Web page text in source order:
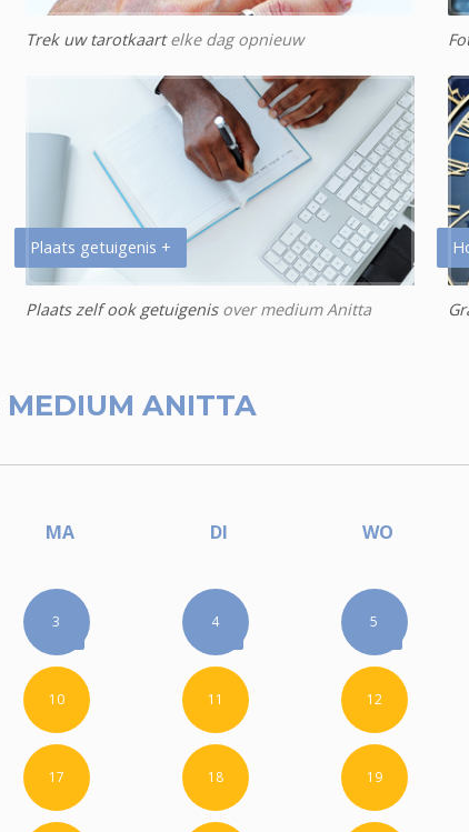
Trek uw tarotkaartelke dag opnieuw
Plaats getuigenis +
Plaats zelf ook getuigenisover medium Anitta
MEDIUM ANITTA
MA DI WO
3 4 5
10 11 12
17 18 19